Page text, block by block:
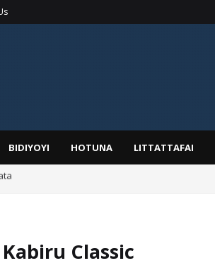
BIDIYOYI HOTUNA LITTATTAFAI
Justice Lawal Hassan
Classic